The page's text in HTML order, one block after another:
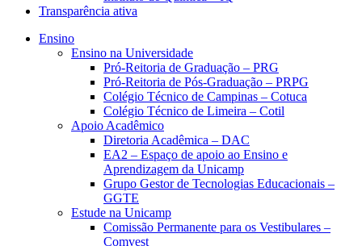
Transparência ativa
Ensino
Ensino na Universidade
Pró-Reitoria de Graduação – PRG
Pró-Reitoria de Pós-Graduação – PRPG
Colégio Técnico de Campinas – Cotuca
Colégio Técnico de Limeira – Cotil
Apoio Acadêmico
Diretoria Acadêmica – DAC
EA2 – Espaço de apoio ao Ensino e
Aprendizagem da Unicamp
Grupo Gestor de Tecnologias Educacionais –
GGTE
Estude na Unicamp
Comissão Permanente para os Vestibulares –
Comvest